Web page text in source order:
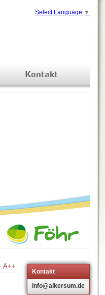
Kontakt
A++
Kontakt
info@alkersum.de
Select Language ▼